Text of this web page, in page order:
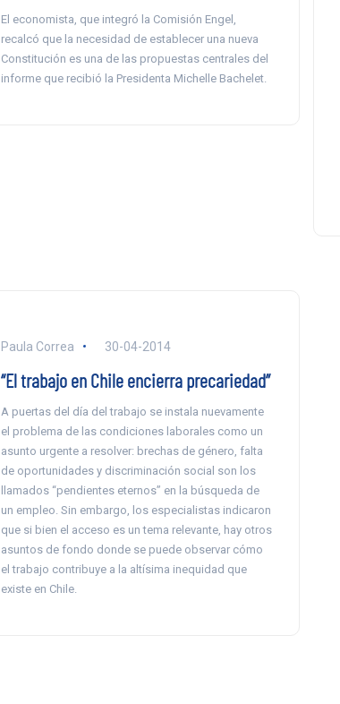
El economista, que integró la Comisión Engel,
recalcó que la necesidad de establecer una nueva
Constitución es una de las propuestas centrales del
informe que recibió la Presidenta Michelle Bachelet.
Paula Correa 30-04-2014
“El trabajo en Chile encierra precariedad”
A puertas del día del trabajo se instala nuevamente
el problema de las condiciones laborales como un
asunto urgente a resolver: brechas de género, falta
de oportunidades y discriminación social son los
llamados “pendientes eternos” en la búsqueda de
un empleo. Sin embargo, los especialistas indicaron
que si bien el acceso es un tema relevante, hay otros
asuntos de fondo donde se puede observar cómo
el trabajo contribuye a la altísima inequidad que
existe en Chile.